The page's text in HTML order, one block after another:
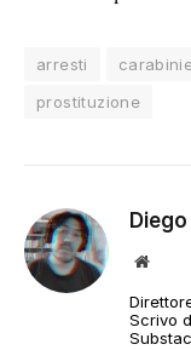
arresti
prostituzione
Sito
Scrivo